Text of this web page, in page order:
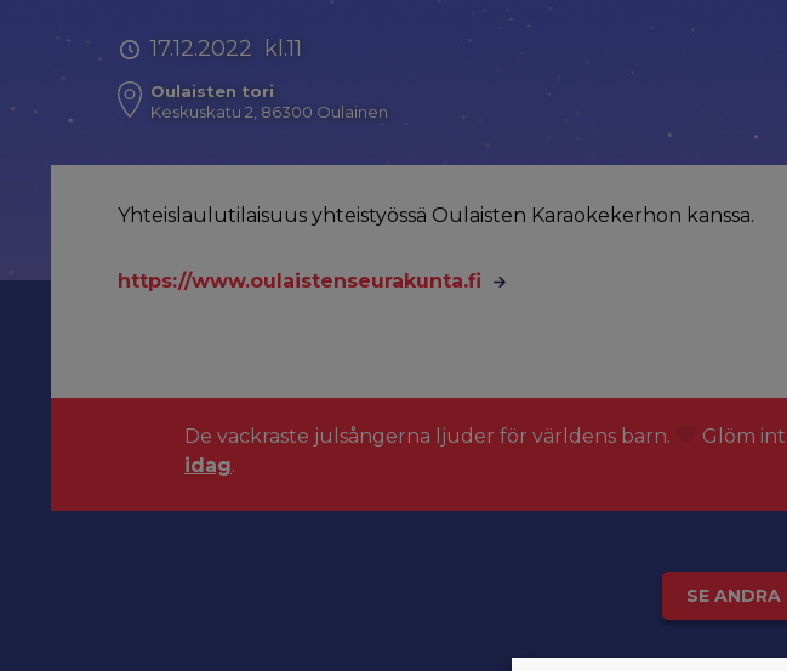
17.12.2022 kl.11
Oulaisten tori
Keskuskatu 2, 86300 Oulainen
Yhteislaulutilaisuus yhteistyössä Oulaisten Karaokekerhon kanssa.
https://www.oulaistenseurakunta.fi
De vackraste julsångerna ljuder för världens barn. Glöm
idag.
SE ANDRA